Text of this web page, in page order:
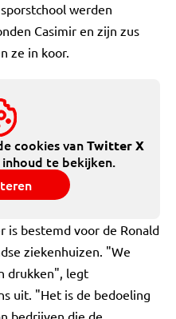
werden
Casimir en zijn zus
ze in koor.
cookies vanTwitter X
te bekijken.
is bestemd voor de Ronald
ziekenhuizen. "We
drukken", legt
uit. "Het is de bedoeling
bedrijven die de